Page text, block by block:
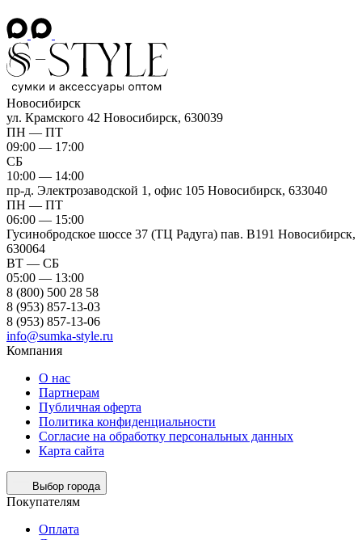
Новосибирск
ул. Крамского 42 Новосибирск, 630039
ПН — ПТ
09:00 — 17:00
СБ
10:00 — 14:00
пр-д. Электрозаводской 1, офис 105 Новосибирск, 633040
ПН — ПТ
06:00 — 15:00
Гусинобродское шоссе 37 (ТЦ Радуга) пав. B191 Новосибирск,
630064
ВТ — СБ
05:00 — 13:00
8 (800) 500 28 58
8 (953) 857-13-03
8 (953) 857-13-06
info@sumka-style.ru
Компания
О нас
Партнерам
Публичная оферта
Политика конфиденциальности
Согласие на обработку персональных данных
Карта сайта
Выбор города
Покупателям
Оплата